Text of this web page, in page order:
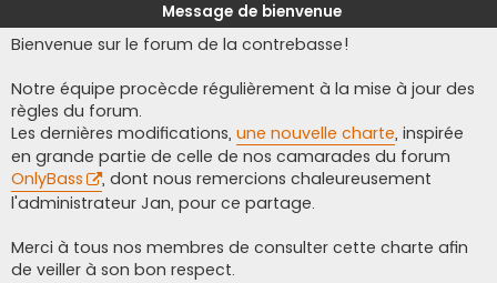
Message de bienvenue
Bienvenue sur le forum de la contrebasse!
Notre équipe procècde régulièrement à la mise à jour des
règles du forum.
Les dernières modifications, une nouvelle charte, inspirée
en grande partie de celle de nos camarades du forum
OnlyBass
, dont nous remercions chaleureusement
l'administrateur Jan, pour ce partage.
Merci à tous nos membres de consulter cette charte afin
de veiller à son bon respect.